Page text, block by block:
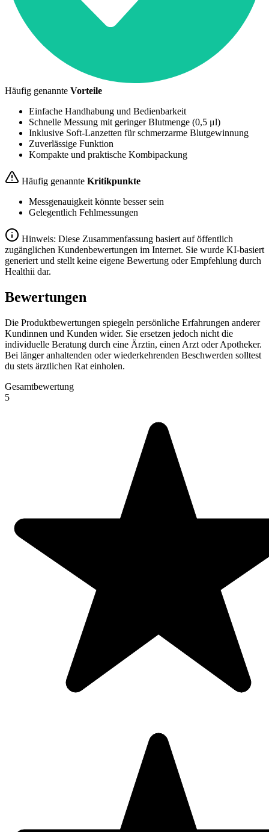
Häufig genannte Vorteile
Einfache Handhabung und Bedienbarkeit
Schnelle Messung mit geringer Blutmenge (0,5 μl)
Inklusive Soft-Lanzetten für schmerzarme Blutgewinnung
Zuverlässige Funktion
Kompakte und praktische Kombipackung
Häufig genannte Kritikpunkte
Messgenauigkeit könnte besser sein
Gelegentlich Fehlmessungen
Hinweis: Diese Zusammenfassung basiert auf öffentlich
zugänglichen Kundenbewertungen im Internet. Sie wurde KI-basiert
generiert und stellt keine eigene Bewertung oder Empfehlung durch
Healthii dar.
Bewertungen
Die Produktbewertungen spiegeln persönliche Erfahrungen anderer
Kundinnen und Kunden wider. Sie ersetzen jedoch nicht die
individuelle Beratung durch eine Ärztin, einen Arzt oder Apotheker.
Bei länger anhaltenden oder wiederkehrenden Beschwerden solltest
du stets ärztlichen Rat einholen.
Gesamtbewertung
5